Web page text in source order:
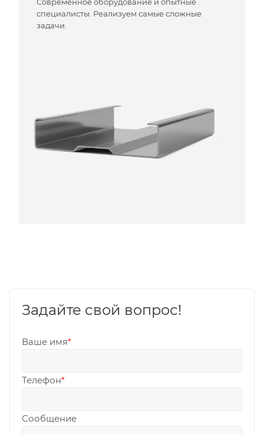
Современное оборудование и опытные
специалисты. Реализуем самые сложные
задачи.
Задайте свой вопрос!
Ваше имя*
Телефон*
Сообщение